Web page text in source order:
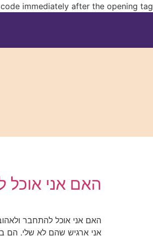
immediately after the opening tag:
האם אני אוכל
האם אני אוכל להתחבר
אני ארגיש שהם לא שלי. הם